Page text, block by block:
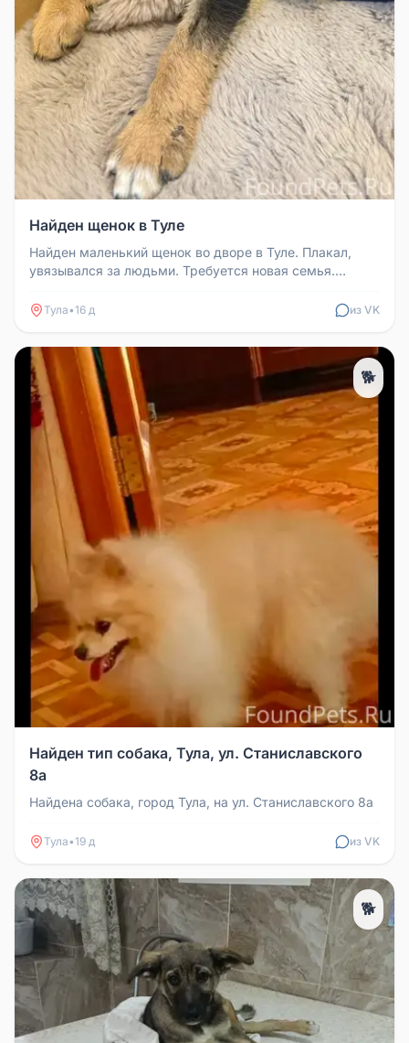
Найден щенок в Туле
Найден маленький щенок во дворе в Туле. Плакал,
увязывался за людьми. Требуется новая семья.
Тула•16 д из VK
🐕
Найден тип собака, Тула, ул. Станиславского
8а
Найдена собака, город Тула, на ул. Станиславского 8а
Тула•19 д из VK
🐕